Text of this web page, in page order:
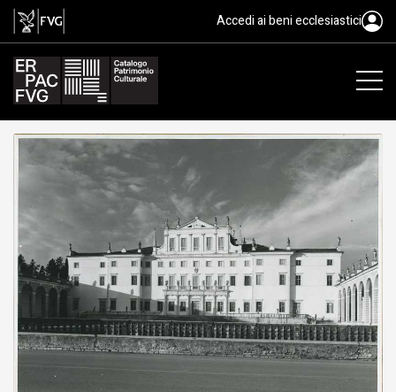
gelatina ai sali d'argento/ carta,
Accedi ai beni ecclesiastici